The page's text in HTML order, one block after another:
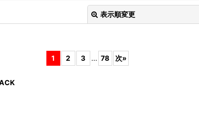
表示順変更
1 2 3 ... 78 次»